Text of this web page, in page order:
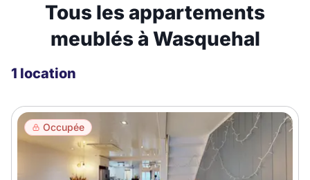
Coliving
Meublé ?
Meublé Non meublé
Tous les appartements
meublés à Wasquehal
1 location
Occupée